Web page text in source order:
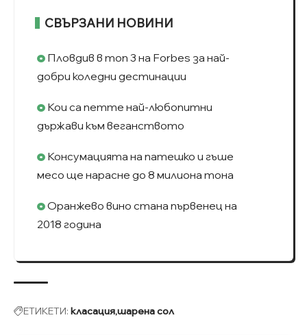
СВЪРЗАНИ НОВИНИ
Пловдив в топ 3 на Forbes за най-
добри коледни дестинации
Кои са петте най-любопитни
държави към веганството
Консумацията на патешко и гъшe
месо ще нарасне до 8 милиона тона
Оранжево вино стана първенец на
2018 година
ЕТИКЕТИ: класацияшарена сол